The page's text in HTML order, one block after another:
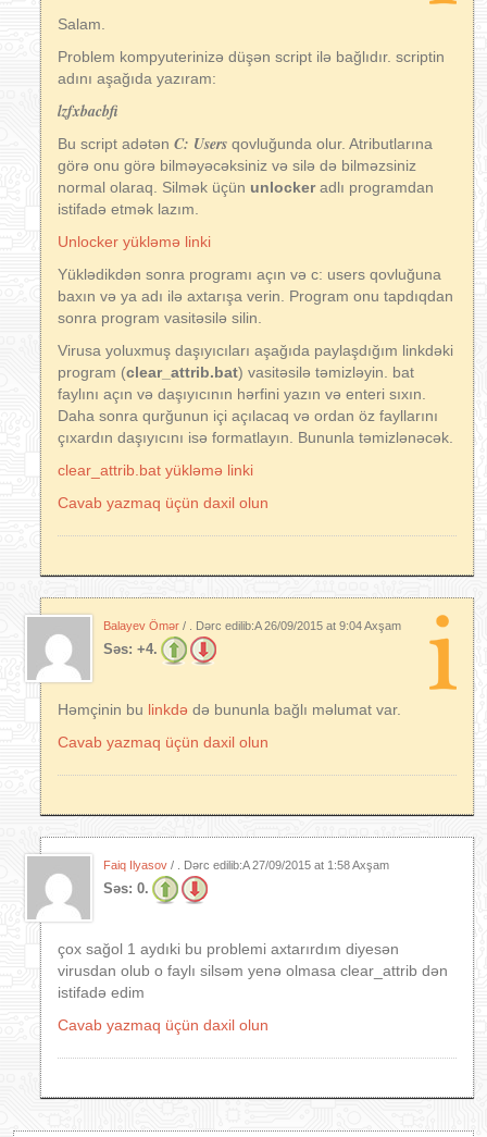
Salam.
Problem kompyuterinizə düşən script ilə bağlıdır. scriptin
adını aşağıda yazıram:
lzfxbacbfi
Bu script adətən C: Users qovluğunda olur. Atributlarına
görə onu görə bilməyəcəksiniz və silə də bilməzsiniz
normal olaraq. Silmək üçün unlockeradlı programdan
istifadə etmək lazım.
Unlocker yükləmə linki
Yüklədikdən sonra programı açın və c: users qovluğuna
baxın və ya adı ilə axtarışa verin. Program onu tapdıqdan
sonra program vasitəsilə silin.
Virusa yoluxmuş daşıyıcıları aşağıda paylaşdığım linkdəki
program (clear_attrib.bat) vasitəsilə təmizləyin. bat
faylını açın və daşıyıcının hərfini yazın və enteri sıxın.
Daha sonra qurğunun içi açılacaq və ordan öz fayllarını
çıxardın daşıyıcını isə formatlayın. Bununla təmizlənəcək.
clear_attrib.bat yükləmə linki
Cavab yazmaq üçün daxil olun
Balayev Ömər / . Dərc edilib:A26/09/2015 at 9:04 Axşam
Səs: +4.
Həmçinin bu linkdə də bununla bağlı məlumat var.
Cavab yazmaq üçün daxil olun
Faiq Ilyasov / . Dərc edilib:A27/09/2015 at 1:58 Axşam
Səs: 0.
çox sağol 1 aydıki bu problemi axtarırdım diyesən
virusdan olub o faylı silsəm yenə olmasa clear_attrib dən
istifadə edim
Cavab yazmaq üçün daxil olun